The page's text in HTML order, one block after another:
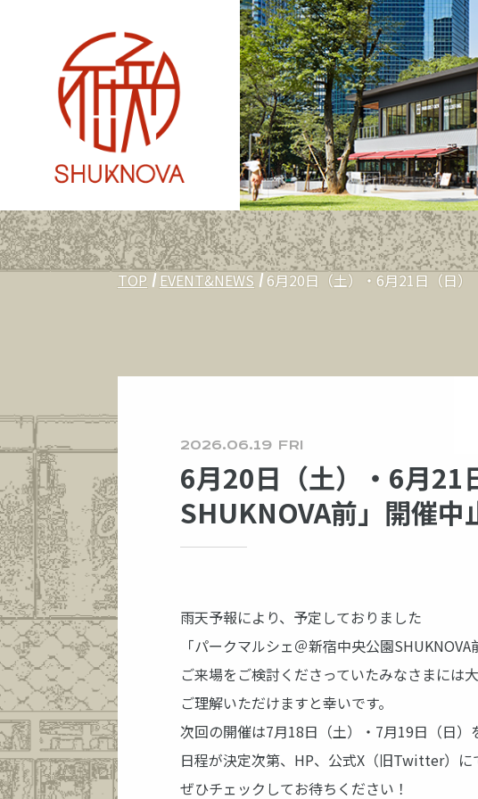
TOP EVENT&NEWS 6月20日（土）・6月21日（日
2026.06.19 FRI
6月20日（土）・6月21
SHUKNOVA前」開催中
雨天予報により、予定しておりました
「パークマルシェ＠新宿中央公園
ご来場をご検討くださっていたみなさまには
ご理解いただけますと幸いです。
次回の開催は7月18日（土）・7月19日（日）
日程が決定次第、HP、公式X（旧Twitter）に
ぜひチェックしてお待ちください！